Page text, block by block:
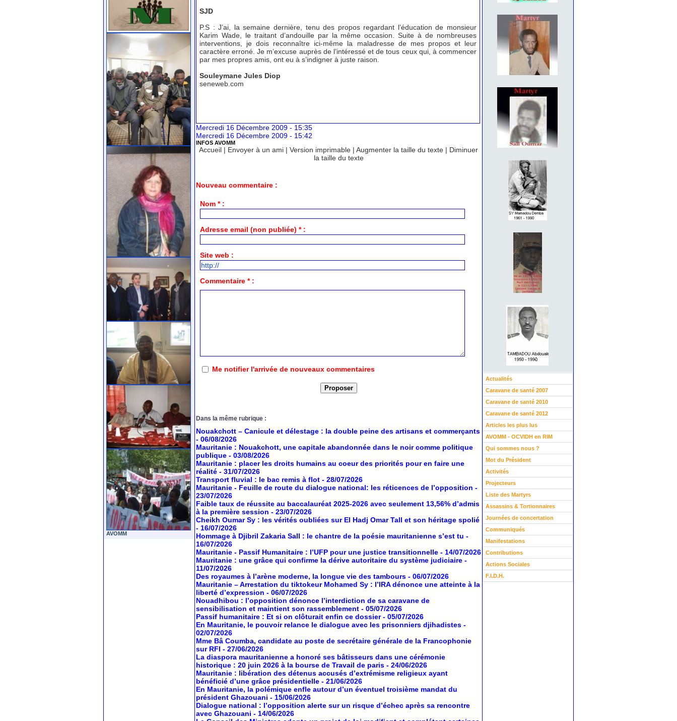
AVOMM
SJD
P.S : J’ai, la semaine dernière, tenu des propos regardant l’éducation de monsieur
Karim Wade, le traitant d’andouille par la même occasion. Suite à de nombreuses
interventions, je dois reconnaître ici-même la maladresse de mes propos et leur
caractère erroné. Je m’excuse auprès de l’intéressé et de tous ceux qui, à commencer
par mes propres amis, ont eu à s’indigner à juste raison.
Souleymane Jules Diop
seneweb.com
Mercredi 16 Décembre 2009 - 15:35
Mercredi 16 Décembre 2009 - 15:42
INFOS AVOMM
Accueil | Envoyer à un ami | Version imprimable | Augmenter la taille du texte | Diminuer
la taille du texte
Nouveau commentaire :
Nom * :
Adresse email (non publiée) * :
Site web :
Commentaire * :
Me notifier l'arrivée de nouveaux commentaires
Dans la même rubrique :
Nouakchott – Canicule et délestage : la double peine des artisans et commerçants
- 06/08/2026
Mauritanie : Nouakchott, une capitale abandonnée dans le noir comme politique
publique - 03/08/2026
Mauritanie : placer les droits humains au coeur des priorités pour en faire une
réalité - 31/07/2026
Transport fluvial : le bac remis à flot - 28/07/2026
Mauritanie - Feuille de route du dialogue national: les réticences de l’opposition -
23/07/2026
Faible taux de réussite au baccalauréat 2025-2026 avec seulement 13,56% d’admis
à la première session - 23/07/2026
Cheikh Oumar Sy : les vérités oubliées sur El Hadj Omar Tall et son héritage spolié
- 16/07/2026
Hommage à Djibril Zakaria Sall : le chantre de la poésie mauritanienne s’est tu -
16/07/2026
Mauritanie - Passif Humanitaire : l’UFP pour une justice transitionnelle - 14/07/2026
Mauritanie : une grâce qui confirme la dérive autoritaire du système judiciaire -
11/07/2026
Des royaumes à l’arène moderne, la longue vie des tambours - 06/07/2026
Mauritanie – Arrestation du tiktokeur Mohamed Sy : l’IRA dénonce une atteinte à la
liberté d’expression - 06/07/2026
Nouadhibou : l’opposition dénonce l’interdiction de sa caravane de
sensibilisation et maintient son rassemblement - 05/07/2026
Passif humanitaire : Et si on clôturait enfin ce dossier - 05/07/2026
En Mauritanie, le pouvoir relance le dialogue avec les prisonniers djihadistes -
02/07/2026
Mme Bâ Coumba, candidate au poste de secrétaire générale de la Francophonie
sur RFI - 27/06/2026
La diaspora mauritanienne a honoré ses bâtisseurs dans une cérémonie
historique : 20 juin 2026 à la bourse de Travail de paris - 24/06/2026
Mauritanie : libération des détenus accusés d’extrémisme religieux ayant
bénéficié d’une grâce présidentielle - 21/06/2026
En Mauritanie, la polémique enfle autour d’un éventuel troisième mandat du
président Ghazouani - 15/06/2026
Dialogue national : l’opposition alerte sur un risque d’échec après sa rencontre
avec Ghazouani - 14/06/2026
Actualités
Caravane de santé 2007
Caravane de santé 2010
Caravane de santé 2012
Articles les plus lus
AVOMM - OCVIDH en RIM
Qui sommes nous ?
Mot du Président
Activités
Projecteurs
Liste des Martyrs
Assassins & Tortionnaires
Journées de concertation
Communiqués
Manifestations
Contributions
Actions Sociales
F.I.D.H.